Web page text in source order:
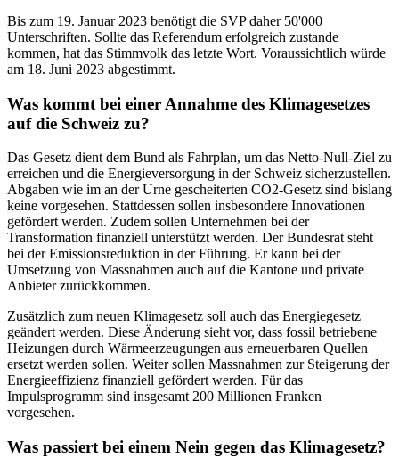
Bis zum 19. Januar 2023 benötigt die SVP daher 50'000
Unterschriften. Sollte das Referendum erfolgreich zustande
kommen, hat das Stimmvolk das letzte Wort. Voraussichtlich würde
am 18. Juni 2023 abgestimmt.
Was kommt bei einer Annahme des Klimagesetzes
auf die Schweiz zu?
Das Gesetz dient dem Bund als Fahrplan, um das Netto-Null-Ziel zu
erreichen und die Energieversorgung in der Schweiz sicherzustellen.
Abgaben wie im an der Urne gescheiterten CO2-Gesetz sind bislang
keine vorgesehen. Stattdessen sollen insbesondere Innovationen
gefördert werden. Zudem sollen Unternehmen bei der
Transformation finanziell unterstützt werden. Der Bundesrat steht
bei der Emissionsreduktion in der Führung. Er kann bei der
Umsetzung von Massnahmen auch auf die Kantone und private
Anbieter zurückkommen.
Zusätzlich zum neuen Klimagesetz soll auch das Energiegesetz
geändert werden. Diese Änderung sieht vor, dass fossil betriebene
Heizungen durch Wärmeerzeugungen aus erneuerbaren Quellen
ersetzt werden sollen. Weiter sollen Massnahmen zur Steigerung der
Energieeffizienz finanziell gefördert werden. Für das
Impulsprogramm sind insgesamt 200 Millionen Franken
vorgesehen.
Was passiert bei einem Nein gegen das Klimagesetz?